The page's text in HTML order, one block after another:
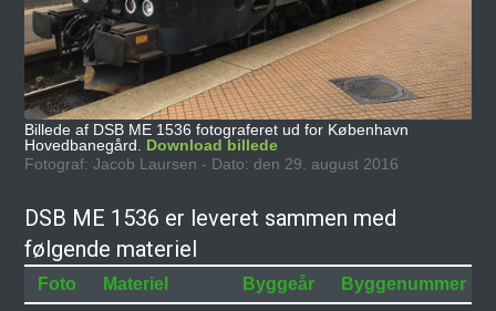
Billede af DSB ME 1536 fotograferet ud for København
Hovedbanegård. Download billede
Fotograf: Jacob Laursen - Dato: den 29. august 2016
DSB ME 1536 er leveret sammen med
følgende materiel
Foto Materiel Byggeår Byggenummer